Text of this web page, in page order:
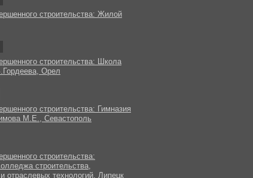
строительства: Жилой
строительства: Школа
Орел
строительства: Гимназия
М.Е., Севастополь
строительства:
строительства,
отраслевых технологий, Липецк